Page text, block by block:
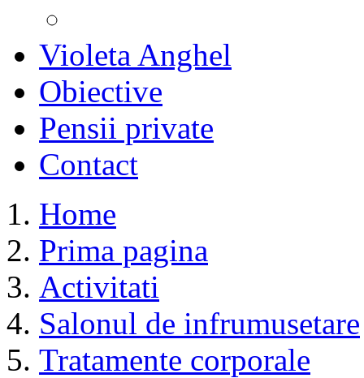
Violeta Anghel
Obiective
Pensii private
Contact
Home
Prima pagina
Activitati
Salonul de infrumusetare
Tratamente corporale